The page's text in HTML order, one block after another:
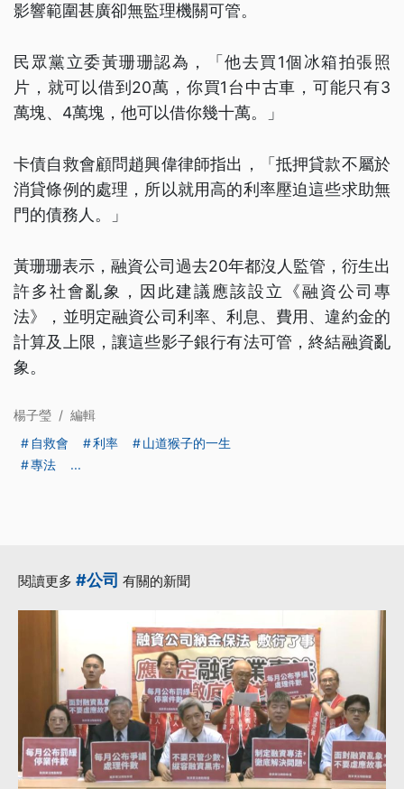
影響範圍甚廣卻無監理機關可管。
民眾黨立委黃珊珊認為，「他去買1個冰箱拍張照
片，就可以借到20萬，你買1台中古車，可能只有3
萬塊、4萬塊，他可以借你幾十萬。」
卡債自救會顧問趙興偉律師指出，「抵押貸款不屬於
消貸條例的處理，所以就用高的利率壓迫這些求助無
門的債務人。」
黃珊珊表示，融資公司過去20年都沒人監管，衍生出
許多社會亂象，因此建議應該設立《融資公司專
法》，並明定融資公司利率、利息、費用、違約金的
計算及上限，讓這些影子銀行有法可管，終結融資亂
象。
楊子瑩 / 編輯
自救會
利率
山道猴子的一生
專法
...
閱讀更多 #公司 有關的新聞